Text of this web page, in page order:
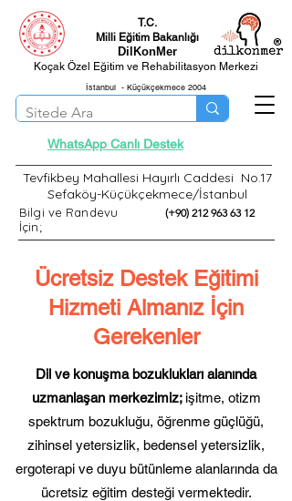
T.C.
Milli Eğitim Bakanlığı
DilKonMer
Koçak Özel Eğitim ve Rehabilitasyon Merkezi
®
İstanbul - Küçükçekmece 2004
WhatsApp Canlı Destek
Tevfikbey Mahallesi Hayırlı Caddesi No.17
Sefaköy-Küçükçekmece/İstanbul
Bilgi ve Randevu
İçin;
(+90) 212 963 63 12
Ücretsiz Destek Eğitimi
Hizmeti Almanız İçin
Gerekenler
Dil ve konuşma bozuklukları alanında
uzmanlaşan merkezimiz; işitme, otizm
spektrum bozukluğu, öğrenme güçlüğü,
zihinsel yetersizlik, bedensel yetersizlik,
ergoterapi ve duyu bütünleme alanlarında da
ücretsiz eğitim desteği vermektedir.